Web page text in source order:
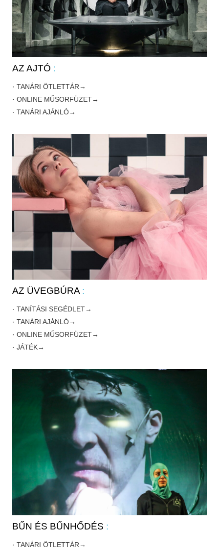
AZ AJTÓ :
· TANÁRI ÖTLETTÁR→
· ONLINE MŰSORFÜZET→
· TANÁRI AJÁNLÓ→
AZ ÜVEGBÚRA :
· TANÍTÁSI SEGÉDLET→
· TANÁRI AJÁNLÓ→
· ONLINE MŰSORFÜZET→
· JÁTÉK→
BŰN ÉS BŰNHŐDÉS :
· TANÁRI ÖTLETTÁR→